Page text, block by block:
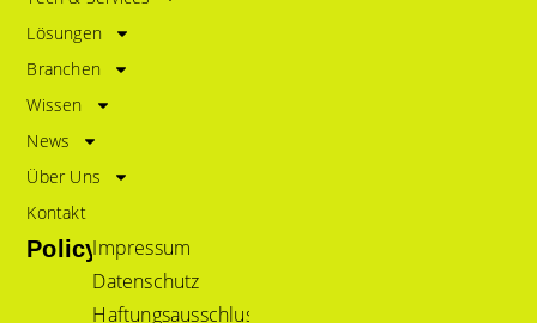
Lösungen
Branchen
Wissen
News
Über Uns
Kontakt
PolicyImpressum
Datenschutz
Haftungsausschluss